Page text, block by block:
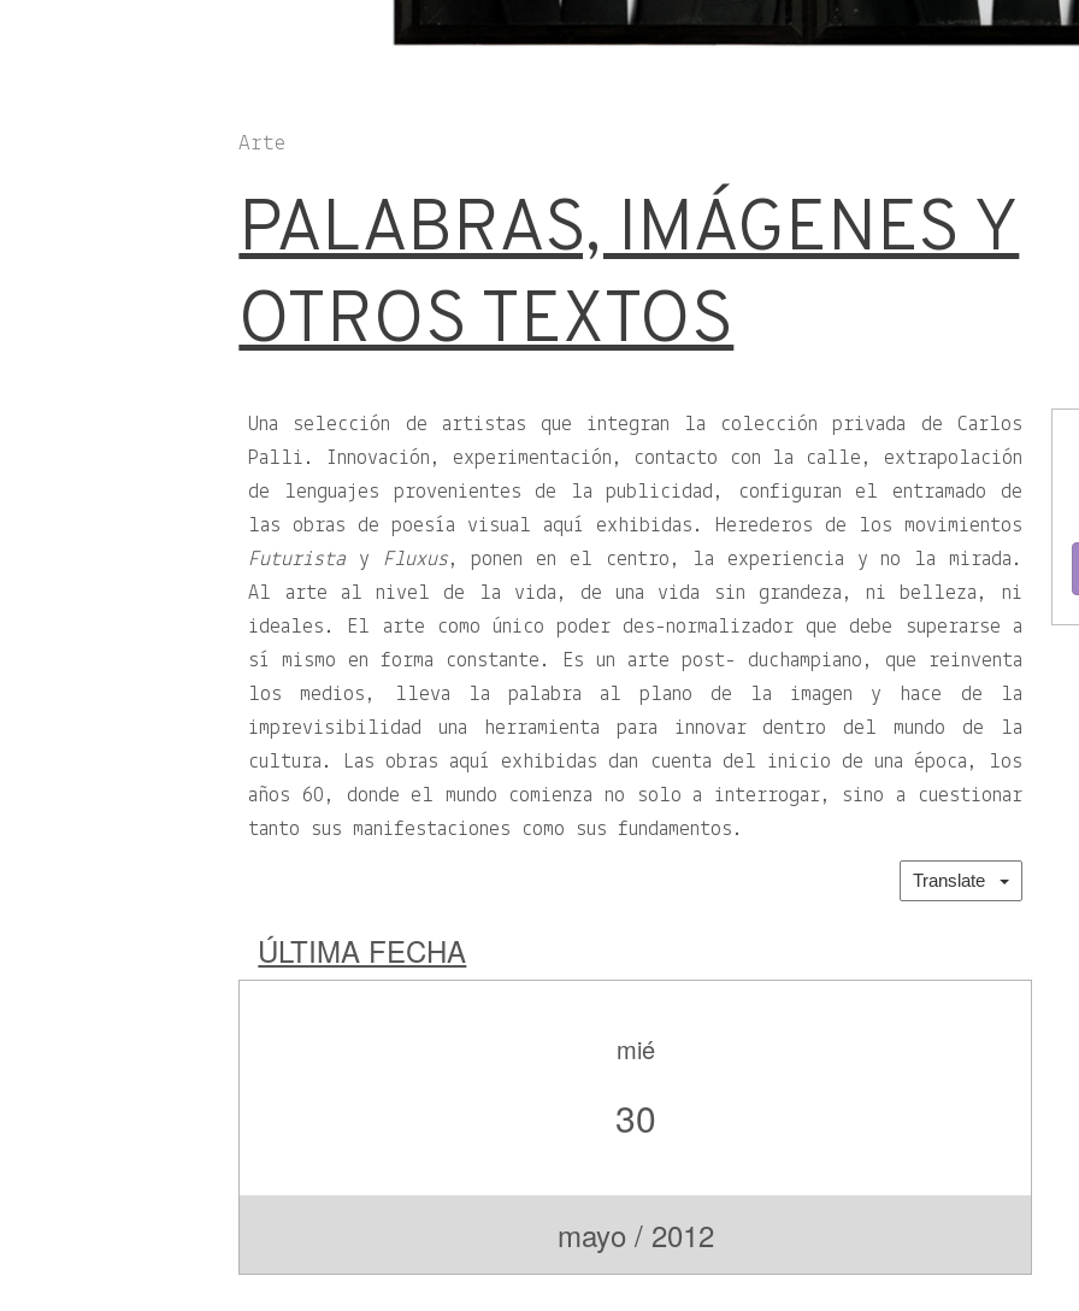
Arte
PALABRAS, IMÁGENES Y
OTROS TEXTOS
Una selección de artistas que integran la colección privada de Carlos
Palli. Innovación, experimentación, contacto con la calle, extrapolación
de lenguajes provenientes de la publicidad, configuran el entramado de
las obras de poesía visual aquí exhibidas. Herederos de los movimientos
Futurista y Fluxus, ponen en el centro, la experiencia y no la mirada.
Al arte al nivel de la vida, de una vida sin grandeza, ni belleza, ni
ideales. El arte como único poder des-normalizador que debe superarse a
sí mismo en forma constante. Es un arte post- duchampiano, que reinventa
los medios, lleva la palabra al plano de la imagen y hace de la
imprevisibilidad una herramienta para innovar dentro del mundo de la
cultura. Las obras aquí exhibidas dan cuenta del inicio de una época, los
años 60, donde el mundo comienza no solo a interrogar, sino a cuestionar
tanto sus manifestaciones como sus fundamentos.
Translate
ÚLTIMA FECHA
mié
30
mayo / 2012